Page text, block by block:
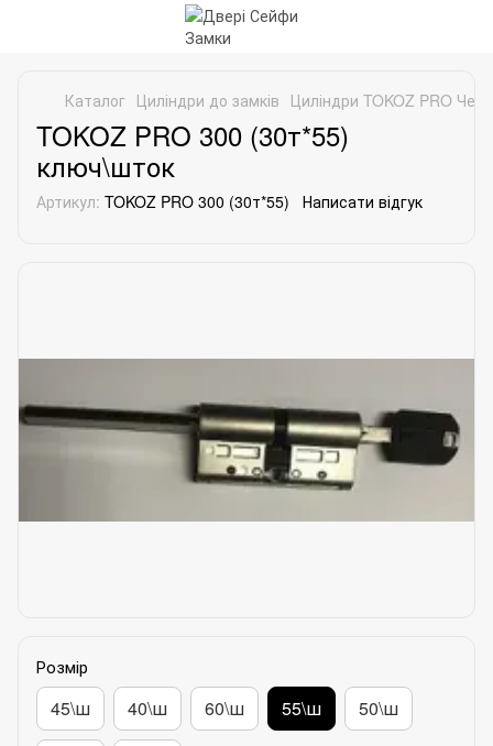
Каталог Циліндри до замків Циліндри TOKOZ PRO
TOKOZ PRO 300 (30т*55)
ключ\шток
Артикул: TOKOZ PRO 300 (30т*55) Написати відгук
Розмір
45\ш 40\ш 60\ш 55\ш 50\ш